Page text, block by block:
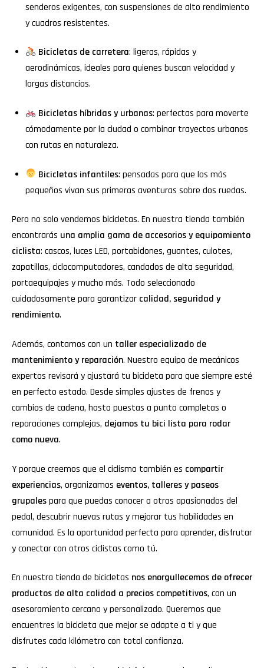
senderos exigentes, con suspensiones de alto rendimiento
y cuadros resistentes.
Bicicletas de carretera: ligeras, rápidas y
aerodinámicas, ideales para quienes buscan velocidad y
largas distancias.
Bicicletas híbridas y urbanas: perfectas para moverte
cómodamente por la ciudad o combinar trayectos urbanos
con rutas en naturaleza.
Bicicletas infantiles: pensadas para que los más
pequeños vivan sus primeras aventuras sobre dos ruedas.
Pero no solo vendemos bicicletas. En nuestra tienda también
encontrarás una amplia gama de accesorios y equipamiento
ciclista: cascos, luces LED, portabidones, guantes, culotes,
zapatillas, ciclocomputadores, candados de alta seguridad,
portaequipajes y mucho más. Todo seleccionado
cuidadosamente para garantizar calidad, seguridad y
rendimiento.
Además, contamos con un taller especializado de
mantenimiento y reparación. Nuestro equipo de mecánicos
expertos revisará y ajustará tu bicicleta para que siempre esté
en perfecto estado. Desde simples ajustes de frenos y
cambios de cadena, hasta puestas a punto completas o
reparaciones complejas, dejamos tu bici lista para rodar
como nueva.
Y porque creemos que el ciclismo también es compartir
experiencias, organizamos eventos, talleres y paseos
grupalespara que puedas conocer a otros apasionados del
pedal, descubrir nuevas rutas y mejorar tus habilidades en
comunidad. Es la oportunidad perfecta para aprender, disfrutar
y conectar con otros ciclistas como tú.
En nuestra tienda de bicicletas nos enorgullecemos de ofrecer
productos de alta calidad a precios competitivos, con un
asesoramiento cercano y personalizado. Queremos que
encuentres la bicicleta que mejor se adapte a ti y que
disfrutes cada kilómetro con total confianza.